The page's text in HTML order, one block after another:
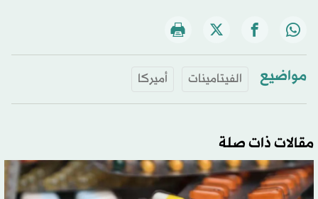
مواضيع الفيتامينات أميركا
مقالات ذات صلة